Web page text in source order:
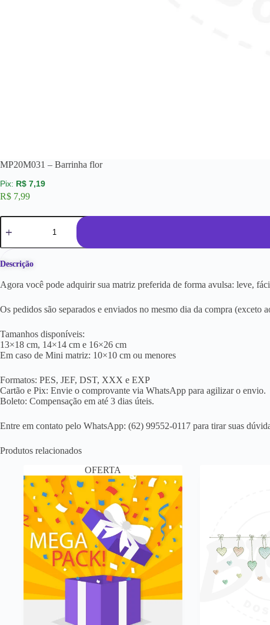
MP20M031 – Barrinha flor
R$ 7,19
R$ 7,99
Descrição
Agora você pode adquirir sua matriz preferida de forma avulsa: leve,
Os pedidos são separados e enviados no mesmo dia da compra
Tamanhos disponíveis:
13×18 cm, 14×14 cm e 16×26 cm
Em caso de Mini matriz: 10×10 cm ou menores
Formatos: PES, JEF, DST, XXX e EXP
Cartão e Pix: Envie o comprovante via WhatsApp para agilizar o envio.
Boleto: Compensação em até 3 dias úteis.
Entre em contato pelo WhatsApp: (62) 99552-0117 para tirar suas
Produtos relacionados
OFERTA